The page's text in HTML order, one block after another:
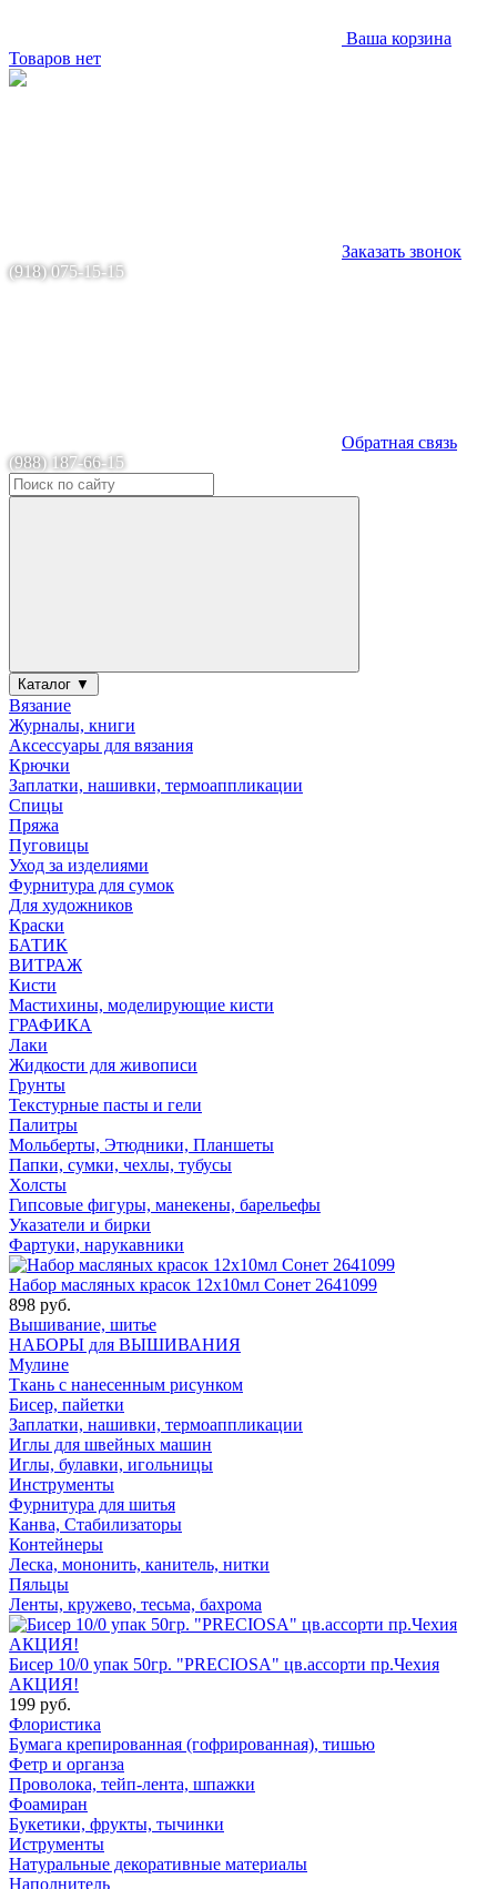
Ваша корзина
Товаров нет
Заказать звонок
(918) 075-15-15
Обратная связь
(988) 187-66-15
Каталог ▼
Вязание
Журналы, книги
Аксессуары для вязания
Крючки
Заплатки, нашивки, термоаппликации
Спицы
Пряжа
Пуговицы
Уход за изделиями
Фурнитура для сумок
Для художников
Краски
БАТИК
ВИТРАЖ
Кисти
Мастихины, моделирующие кисти
ГРАФИКА
Лаки
Жидкости для живописи
Грунты
Текстурные пасты и гели
Палитры
Мольберты, Этюдники, Планшеты
Папки, сумки, чехлы, тубусы
Холсты
Гипсовые фигуры, манекены, барельефы
Указатели и бирки
Фартуки, нарукавники
Набор масляных красок 12х10мл Сонет 2641099
898 руб.
Вышивание, шитье
НАБОРЫ для ВЫШИВАНИЯ
Мулине
Ткань с нанесенным рисунком
Бисер, пайетки
Заплатки, нашивки, термоаппликации
Иглы для швейных машин
Иглы, булавки, игольницы
Инструменты
Фурнитура для шитья
Канва, Стабилизаторы
Контейнеры
Леска, мононить, канитель, нитки
Пяльцы
Ленты, кружево, тесьма, бахрома
Бисер 10/0 упак 50гр. "PRECIOSA" цв.ассорти пр.Чехия
АКЦИЯ!
199 руб.
Флористика
Бумага крепированная (гофрированная), тишью
Фетр и органза
Проволока, тейп-лента, шпажки
Фоамиран
Букетики, фрукты, тычинки
Иструменты
Натуральные декоративные материалы
Наполнитель